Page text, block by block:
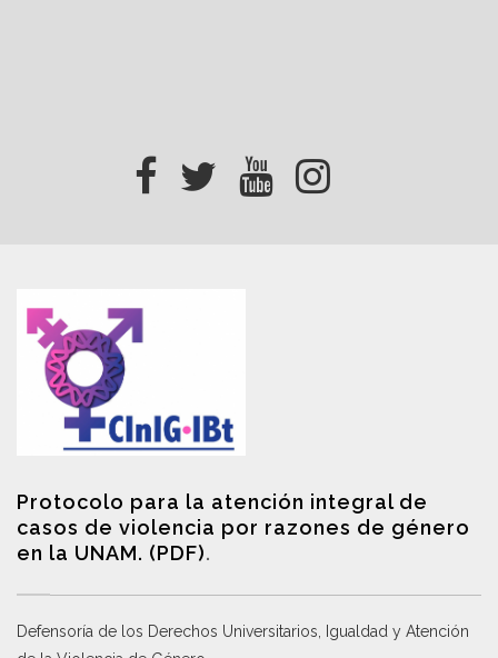
Protocolo para la atención integral de
casos de violencia por razones de género
en la UNAM. (PDF).
Defensoría de los Derechos Universitarios, Igualdad y Atención